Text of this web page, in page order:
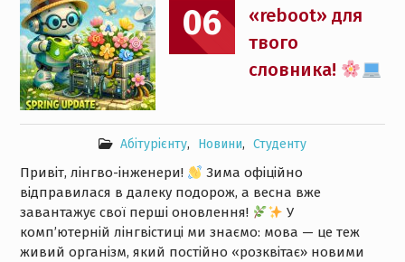
06
«reboot» для
твого
словника!
Абітурієнту, Новини, Студенту
Привіт, лінгво-інженери!
Зима офіційно
відправилася в далеку подорож, а весна вже
завантажує свої перші оновлення!
У
комп’ютерній лінгвістиці ми знаємо: мова — це теж
живий організм, який постійно «розквітає» новими